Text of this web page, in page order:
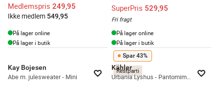
Medlemspris 249,95
Ikke medlem 549,95
På lager online
På lager i butik
SuperPris 529,95
Fri fragt
På lager online
På lager i butik
Kay Bojesen
Abe m. julesweater - Mini
Restparti
Spar 43%
Kähler
Urbania Lyshus - Pantomime Teatret